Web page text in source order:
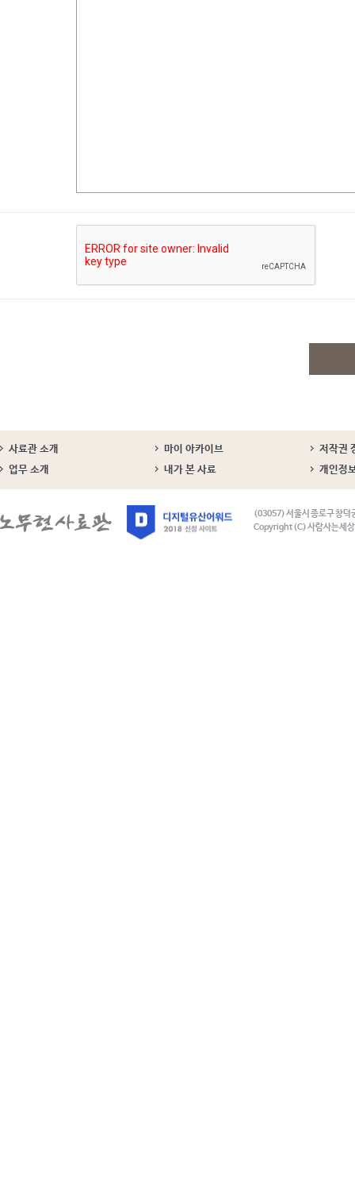
사료관 소개 마이 아카이브
저작권
업무 소개
내가 본 사료 개인정
(03057) 서울시 종로구 창덕
Copyright (C) 사람사는세